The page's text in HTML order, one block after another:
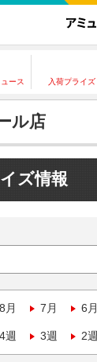
ース 入荷プライズ
ル店
ズ情報
8月 7月 6月
4週 3週 2週